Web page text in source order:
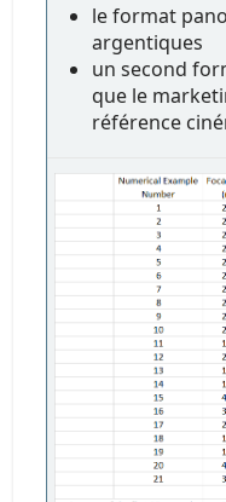
le format
argentiques
un second
que le
référence